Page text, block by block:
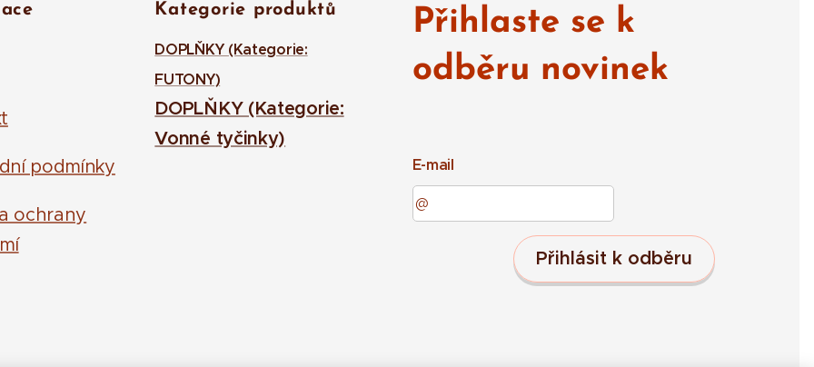
podmínky
ochrany
Kategorie produktů
DOPLŇKY (Kategorie:
FUTONY)
DOPLŇKY (Kategorie:
Vonné tyčinky)
Přihlaste se k
odběru novinek
E-mail
Přihlásit k odběru